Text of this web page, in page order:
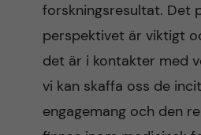
forskningsresultat. Det
perspektivet är viktigt
det är i kontakter med
vi kan skaffa oss de
engagemang och den